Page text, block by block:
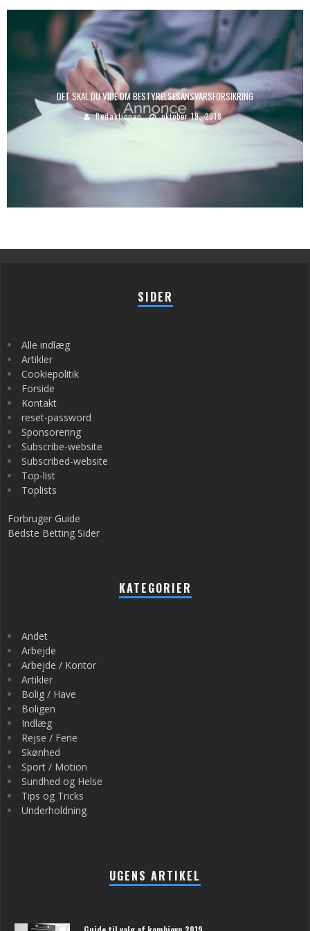
DET SKAL DU VIDE OM BESTYRELSESANSVARSFORSIKRING
Redaktionen oktober 19, 2018
SIDER
Alle indlæg
Artikler
Cookiepolitik
Forside
Kontakt
reset-password
Sponsorering
Subscribe-website
Subscribed-website
Top-list
Toplists
Forbruger Guide
Bedste Betting Sider
KATEGORIER
Andet
Arbejde
Arbejde / Kontor
Artikler
Bolig / Have
Boligen
Indlæg
Rejse / Ferie
Skønhed
Sport / Motion
Sundhed og Helse
Tips og Tricks
Underholdning
UGENS ARTIKEL